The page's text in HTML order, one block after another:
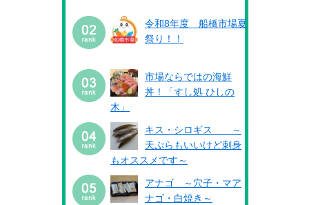
令和8年度 船橋市場夏
祭り！！
市場ならではの海鮮
丼！「すし処 ひしの
木」
キス・シロギス ～
天ぷらもいいけど刺身
もオススメです～
アナゴ ～穴子・マア
ナゴ・白焼き～